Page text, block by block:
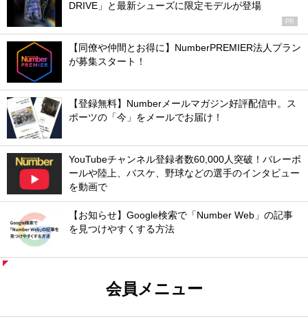
DRIVE」と最新シューズに限定モデルが登場
PR
【同僚や仲間とお得に】NumberPREMIER法人プラン
が募集スタート！
【登録無料】Numberメールマガジン好評配信中。ス
ポーツの「今」をメールでお届け！
YouTubeチャンネル登録者数60,000人突破！バレーボ
ールや陸上、バスケ、野球などの選手のインタビュー
を動画で
【お知らせ】Google検索で「Number Web」の記事
を見つけやすくする方法
会員メニュー